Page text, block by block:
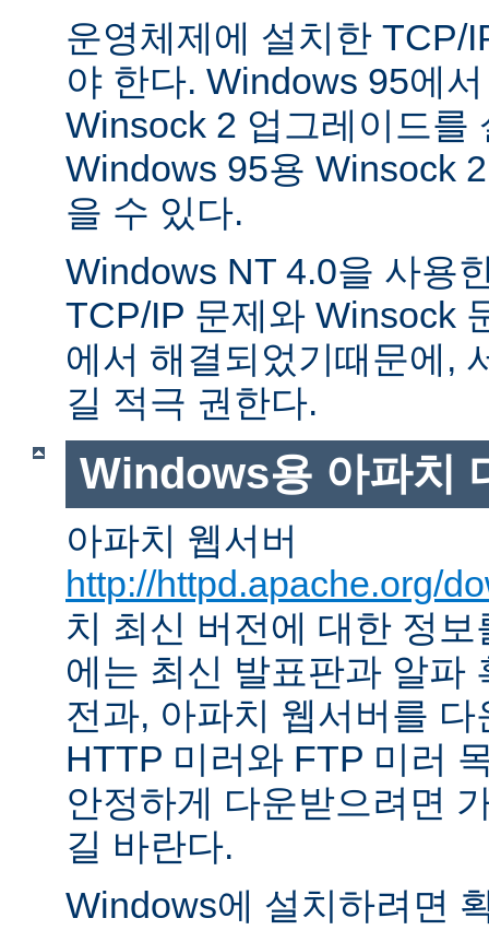
운영체제에 설치한 TCP/
야 한다. Windows 95에
Winsock 2 업그레이드를
Windows 95용 Winsock
을 수 있다.
Windows NT 4.0을 사용
TCP/IP 문제와 Winsock
에서 해결되었기때문에,
길 적극 권한다.
Windows용 아파치
아파치 웹서버
http://httpd.apache.org/
치 최신 버전에 대한 정
에는 최신 발표판과 알파
전과, 아파치 웹서버를
HTTP 미러와 FTP 미러
안정하게 다운받으려면
길 바란다.
Windows에 설치하려면